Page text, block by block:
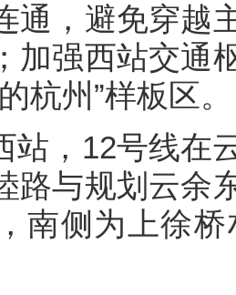
通，避免穿越
加强西站交通
杭州”样板区。
站，12号线在
路与规划云余
南侧为上徐